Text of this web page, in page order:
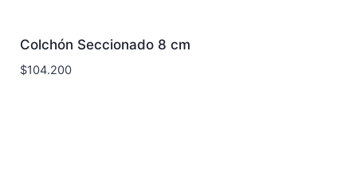
Colchón Seccionado 8 cm
$104.200